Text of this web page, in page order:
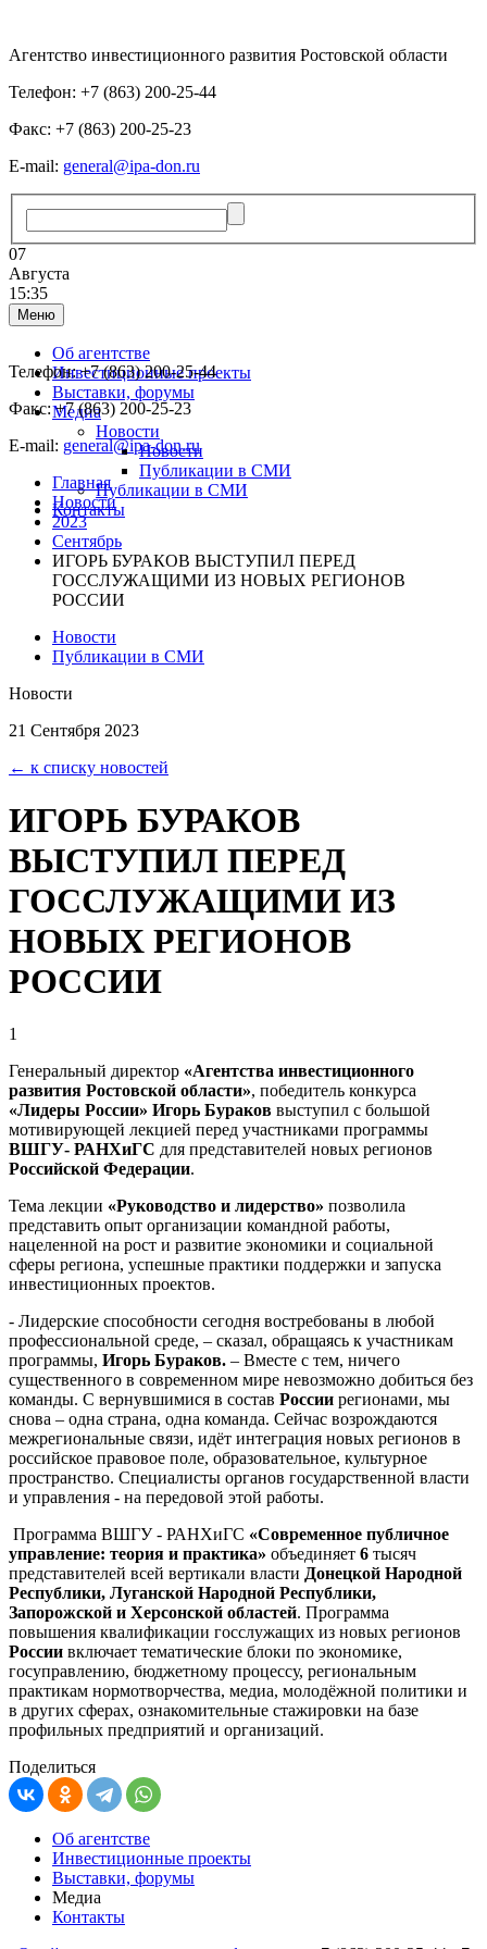
Агентство инвестиционного развития Ростовской области
Телефон: +7 (863) 200-25-44
Факс: +7 (863) 200-25-23
E-mail: general@ipa-don.ru
07
Августа
15:35
Меню
Об агентстве
Инвестиционные проекты
Выставки, форумы
Медиа
Новости
Новости
Публикации в СМИ
Публикации в СМИ
Контакты
Телефон: +7 (863) 200-25-44
Факс: +7 (863) 200-25-23
E-mail: general@ipa-don.ru
Главная
Новости
2023
Сентябрь
ИГОРЬ БУРАКОВ ВЫСТУПИЛ ПЕРЕД
ГОССЛУЖАЩИМИ ИЗ НОВЫХ РЕГИОНОВ
РОССИИ
Новости
Публикации в СМИ
Новости
21 Сентября 2023
← к списку новостей
ИГОРЬ БУРАКОВ
ВЫСТУПИЛ ПЕРЕД
ГОССЛУЖАЩИМИ ИЗ
НОВЫХ РЕГИОНОВ
РОССИИ
1
Генеральный директор «Агентства инвестиционного
развития Ростовской области», победитель конкурса
«Лидеры России» Игорь Бураков выступил с большой
мотивирующей лекцией перед участниками программы
ВШГУ- РАНХиГС для представителей новых регионов
Российской Федерации.
Тема лекции «Руководство и лидерство» позволила
представить опыт организации командной работы,
нацеленной на рост и развитие экономики и социальной
сферы региона, успешные практики поддержки и запуска
инвестиционных проектов.
- Лидерские способности сегодня востребованы в любой
профессиональной среде, – сказал, обращаясь к участникам
программы, Игорь Бураков. – Вместе с тем, ничего
существенного в современном мире невозможно добиться без
команды. С вернувшимися в состав России регионами, мы
снова – одна страна, одна команда. Сейчас возрождаются
межрегиональные связи, идёт интеграция новых регионов в
российское правовое поле, образовательное, культурное
пространство. Специалисты органов государственной власти
и управления - на передовой этой работы.
Программа ВШГУ - РАНХиГС «Современное публичное
управление: теория и практика» объединяет 6 тысяч
представителей всей вертикали власти Донецкой Народной
Республики, Луганской Народной Республики,
Запорожской и Херсонской областей. Программа
повышения квалификации госслужащих из новых регионов
России включает тематические блоки по экономике,
госуправлению, бюджетному процессу, региональным
практикам нормотворчества, медиа, молодёжной политики и
в других сферах, ознакомительные стажировки на базе
профильных предприятий и организаций.
Поделиться
Об агентстве
Инвестиционные проекты
Выставки, форумы
Медиа
Контакты